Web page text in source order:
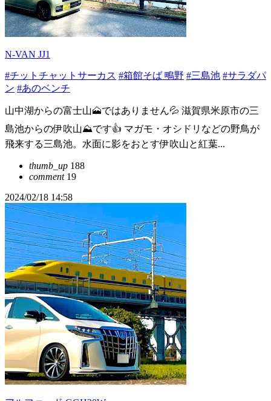
N-VAN JJ1
#チットチャットサーカス #箱館そば 鴫野 #三島池 #サラダパ
ン #あのベンチ
山中湖からの富士山🗻ではありません💦 滋賀県米原市の三
島池からの伊吹山⛰️です👍 マガモ・オシドリなどの野鳥が
飛来する三島池。水面に影をおとす伊吹山と紅葉...
thumb_up 188
comment19
2024/02/18 14:58